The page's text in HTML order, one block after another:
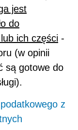
jest
do
ich części -
(w opinii
są gotowe do
z